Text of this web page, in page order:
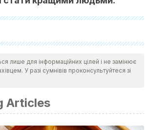
de psicología,4(13), 51-62.
servlet/articulo?codigo=65876
de Brouwer.
лише для інформаційних цілей і не замінює
У разі сумнівів проконсультуйтеся зі
Articles